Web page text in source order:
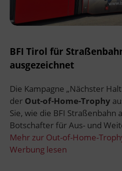
BFI Tirol für
ausgezeichnet
Die Kampagne „Nächster
der Out-of-Home-Trophy
Sie, wie die BFI Straßenbahn
Botschafter für Aus- und
Mehr zur Out-of-Home-
Werbung lesen